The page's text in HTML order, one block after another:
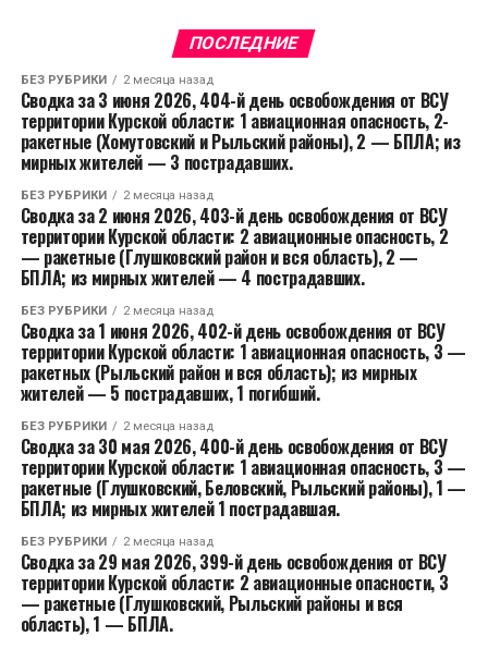
ПОСЛЕДНИЕ
БЕЗ РУБРИКИ 2 месяца назад
Сводка за 3 июня 2026, 404-й день освобождения от ВСУ
территории Курской области: 1 авиационная опасность, 2-
ракетные (Хомутовский и Рыльский районы), 2 — БПЛА; из
мирных жителей — 3 пострадавших.
БЕЗ РУБРИКИ 2 месяца назад
Сводка за 2 июня 2026, 403-й день освобождения от ВСУ
территории Курской области: 2 авиационные опасность, 2
— ракетные (Глушковский район и вся область), 2 —
БПЛА; из мирных жителей — 4 пострадавших.
БЕЗ РУБРИКИ 2 месяца назад
Сводка за 1 июня 2026, 402-й день освобождения от ВСУ
территории Курской области: 1 авиационная опасность, 3 —
ракетных (Рыльский район и вся область); из мирных
жителей — 5 пострадавших, 1 погибший.
БЕЗ РУБРИКИ 2 месяца назад
Сводка за 30 мая 2026, 400-й день освобождения от ВСУ
территории Курской области: 1 авиационная опасность, 3 —
ракетные (Глушковский, Беловский, Рыльский районы), 1 —
БПЛА; из мирных жителей 1 пострадавшая.
БЕЗ РУБРИКИ 2 месяца назад
Сводка за 29 мая 2026, 399-й день освобождения от ВСУ
территории Курской области: 2 авиационные опасности, 3
— ракетные (Глушковский, Рыльский районы и вся
область), 1 — БПЛА.